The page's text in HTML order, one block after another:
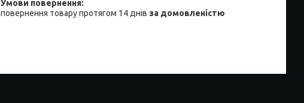
повернення товару протягом 14 днів за домовленістю